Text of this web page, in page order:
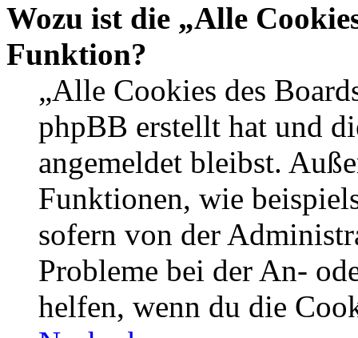
Wozu ist die „Alle
Funktion?
„Alle Cookies des
phpBB erstellt hat und
angemeldet bleibst.
Funktionen, wie
sofern von der
Probleme bei der An-
helfen, wenn du die